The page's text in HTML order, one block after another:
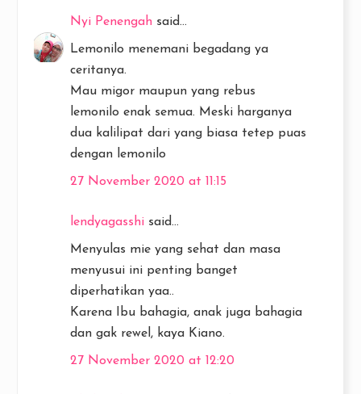
Nyi Penengah said...
Lemonilo menemani begadang ya
ceritanya.
Mau migor maupun yang rebus
lemonilo enak semua. Meski harganya
dua kalilipat dari yang biasa tetep puas
dengan lemonilo
27 November 2020 at 11:15
lendyagasshi said...
Menyulas mie yang sehat dan masa
menyusui ini penting banget
diperhatikan yaa..
Karena Ibu bahagia, anak juga bahagia
dan gak rewel, kaya Kiano.
27 November 2020 at 12:20